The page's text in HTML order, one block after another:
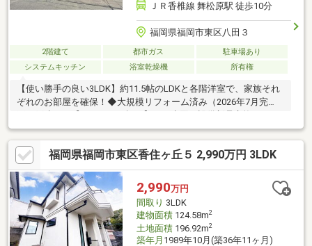
ＪＲ香椎線 舞松原駅 徒歩10分
福岡県福岡市東区八田３
2階建て 都市ガス
駐車場あり
システムキッチン
浴室乾燥機 所有権
【使い勝手の良い3LDK】約11.5帖のLDKと各階洋室で、家族それ
ぞれのお部屋を確保！◆大規模リフォーム済み（2026年7月完
テムキッチン、ユニットバス、トイレ、洗面化粧台） ・フロア
タイル上貼り（LDK、洋室3部屋、廊下） ・CFシート貼替（洗面
所、トイレ） ・全室クロス張替え ・給湯器新品交換 ・洗濯
水栓新品交換 ・スイッチ、コンセトカバー新品交換 ・建具新
品交換 ・火災報知器新設 ・ハウスクリーニング ・玄関ドア
新品交換 ・外壁、屋根塗装など
福岡県福岡市東区香住ヶ丘５ 2,990万円 3LDK
2,990万円
間取り 3LDK
建物面積124.58m2
土地面積196.92m2
築年月 1989年10月(築36年11ヶ月)